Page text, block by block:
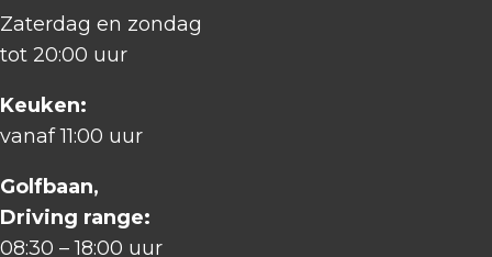
Zaterdag en zondag
tot 20:00 uur
Keuken:
vanaf 11:00 uur
Golfbaan,
Driving range:
08:30 – 18:00 uur